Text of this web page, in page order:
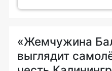
«Жемчужина
выглядит